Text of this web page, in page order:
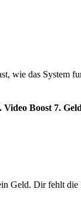
wie das System
Geld. Dir fehlt
Boost 7.